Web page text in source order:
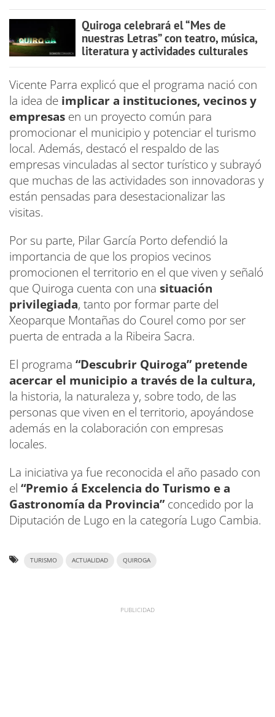
Quiroga celebrará el “Mes de
nuestras Letras” con teatro, música,
literatura y actividades culturales
Vicente Parra explicó que el programa nació con
la idea de implicar a instituciones, vecinos y
empresas en un proyecto común para
promocionar el municipio y potenciar el turismo
local. Además, destacó el respaldo de las
empresas vinculadas al sector turístico y subrayó
que muchas de las actividades son innovadoras y
están pensadas para desestacionalizar las
visitas.
Por su parte, Pilar García Porto defendió la
importancia de que los propios vecinos
promocionen el territorio en el que viven y señaló
que Quiroga cuenta con una situación
privilegiada, tanto por formar parte del
Xeoparque Montañas do Courel como por ser
puerta de entrada a la Ribeira Sacra.
El programa “Descubrir Quiroga” pretende
acercar el municipio a través de la cultura,
la historia, la naturaleza y, sobre todo, de las
personas que viven en el territorio, apoyándose
además en la colaboración con empresas
locales.
La iniciativa ya fue reconocida el año pasado con
el “Premio á Excelencia do Turismo e a
Gastronomía da Provincia”concedido por la
Diputación de Lugo en la categoría Lugo Cambia.
TURISMO ACTUALIDAD QUIROGA